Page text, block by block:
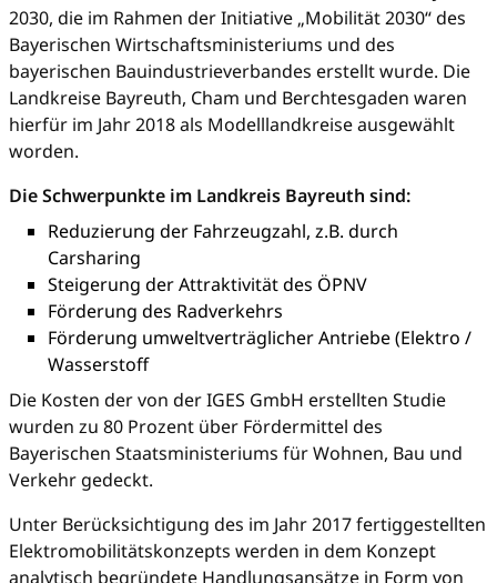
2030, die im Rahmen der Initiative „Mobilität 2030“ des
Bayerischen Wirtschaftsministeriums und des
bayerischen Bauindustrieverbandes erstellt wurde. Die
Landkreise Bayreuth, Cham und Berchtesgaden waren
hierfür im Jahr 2018 als Modelllandkreise ausgewählt
worden.
Die Schwerpunkte im Landkreis Bayreuth sind:
Reduzierung der Fahrzeugzahl, z.B. durch
Carsharing
Steigerung der Attraktivität des ÖPNV
Förderung des Radverkehrs
Förderung umweltverträglicher Antriebe (Elektro /
Wasserstoff
Die Kosten der von der IGES GmbH erstellten Studie
wurden zu 80 Prozent über Fördermittel des
Bayerischen Staatsministeriums für Wohnen, Bau und
Verkehr gedeckt.
Unter Berücksichtigung des im Jahr 2017 fertiggestellten
Elektromobilitätskonzepts werden in dem Konzept
analytisch begründete Handlungsansätze in Form von